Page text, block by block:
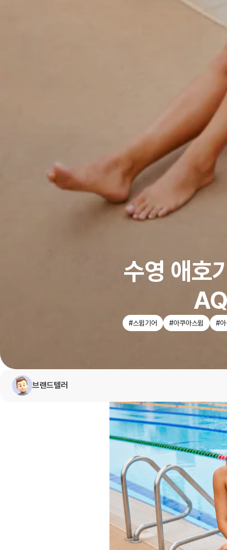
수영 애호
#스윔기어 #아쿠아스윔 #아
브랜드텔러